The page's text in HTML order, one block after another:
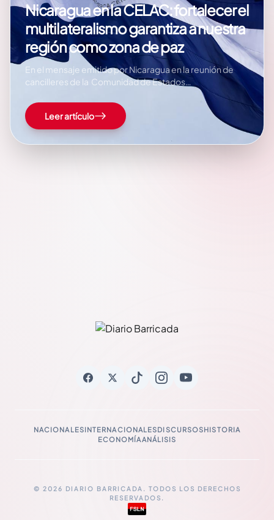
Nicaragua en la CELAC: fortalecer el
multilateralismo garantiza a nuestra
región como zona de paz
En el mensaje emitido por Nicaragua en la reunión de
cancilleres de la Comunidad de Estados
Latinoamericanos y Caribeños (CELAC) destaca que, el
fortalecimiento del multilateralismo en el Nuevo Orden
Mundial, garantiza a la región como una zona de paz. A
Leer artículo
NACIONALESINTERNACIONALESDISCURSOSHISTORIA
ECONOMÍAANÁLISIS
© 2026 DIARIO BARRICADA. TODOS LOS DERECHOS
RESERVADOS.